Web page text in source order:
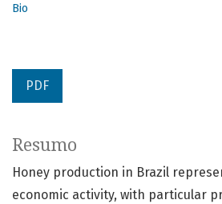
Bio
PDF
Resumo
Honey production in Brazil
economic activity, with particular